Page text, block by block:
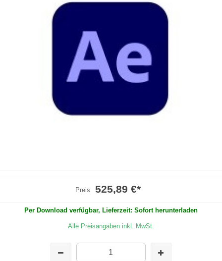
Preis 525,89 €*
Per Download verfügbar, Lieferzeit: Sofort herunterladen
Alle Preisangaben inkl. MwSt.